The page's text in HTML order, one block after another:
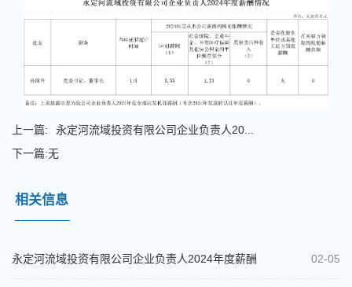
上一篇:
永定河流域投资有限公司企业负责人20...
下一篇:无
相关信息
永定河流域投资有限公司企业负责人2024年度薪酬
02-05